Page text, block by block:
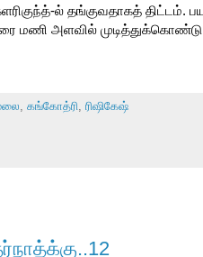
ல் தங்குவதாகத் திட்டம்.
அளவில் முடித்துக்கொண்டு 8
கங்கோத்ரி
ரிஷிகேஷ்